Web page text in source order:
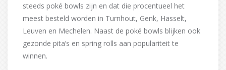
steeds poké bowls zijn en dat die procentueel het
meest besteld worden in Turnhout, Genk, Hasselt,
Leuven en Mechelen. Naast de poké bowls blijken ook
gezonde pita’s en spring rolls aan populariteit te
winnen.